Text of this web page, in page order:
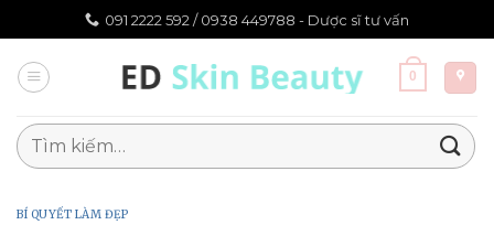
đến
nội
dung
091 2222 592 / 0938 449788 - Dược sĩ tư vấn
0
Tìm
kiếm:
BÍ QUYẾT LÀM ĐẸP